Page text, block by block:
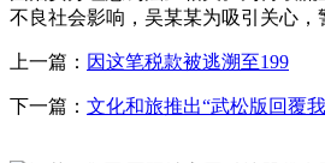
不良社会影响，吴某某为吸引关心，
上一篇： 因这笔税款被逃溯至199
下一篇： 文化和旅推出“武松版回覆